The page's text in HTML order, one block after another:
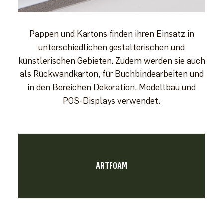
Pappen und Kartons finden ihren Einsatz in
unterschiedlichen gestalterischen und
künstlerischen Gebieten. Zudem werden sie auch
als Rückwandkarton, für Buchbindearbeiten und
in den Bereichen Dekoration, Modellbau und
POS-Displays verwendet.
ARTFOAM